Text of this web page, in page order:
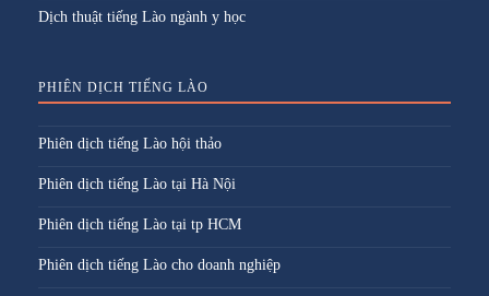
Dịch thuật tiếng Lào ngành y học
PHIÊN DỊCH TIẾNG LÀO
Phiên dịch tiếng Lào hội thảo
Phiên dịch tiếng Lào tại Hà Nội
Phiên dịch tiếng Lào tại tp HCM
Phiên dịch tiếng Lào cho doanh nghiệp